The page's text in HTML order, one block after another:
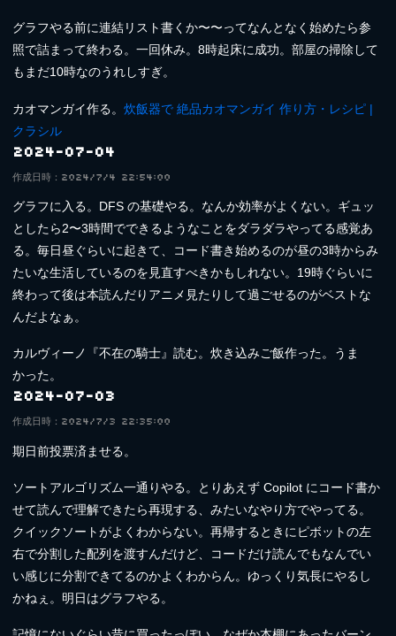
グラフやる前に連結リスト書くか〜〜ってなんとなく始めたら参
照で詰まって終わる。一回休み。8時起床に成功。部屋の掃除して
もまだ10時なのうれしすぎ。
カオマンガイ作る。炊飯器で 絶品カオマンガイ 作り方・レシピ |
クラシル
2024-07-04
作成日時：2024/7/4 22:54:00
グラフに入る。DFS の基礎やる。なんか効率がよくない。ギュッ
としたら2〜3時間でできるようなことをダラダラやってる感覚あ
る。毎日昼ぐらいに起きて、コード書き始めるのが昼の3時からみ
たいな生活しているのを見直すべきかもしれない。19時ぐらいに
終わって後は本読んだりアニメ見たりして過ごせるのがベストな
んだよなぁ。
カルヴィーノ『不在の騎士』読む。炊き込みご飯作った。うま
かった。
2024-07-03
作成日時：2024/7/3 22:35:00
期日前投票済ませる。
ソートアルゴリズム一通りやる。とりあえず Copilot にコード書か
せて読んで理解できたら再現する、みたいなやり方でやってる。
クイックソートがよくわからない。再帰するときにピボットの左
右で分割した配列を渡すんだけど、コードだけ読んでもなんでい
い感じに分割できてるのかよくわからん。ゆっくり気長にやるし
かねぇ。明日はグラフやる。